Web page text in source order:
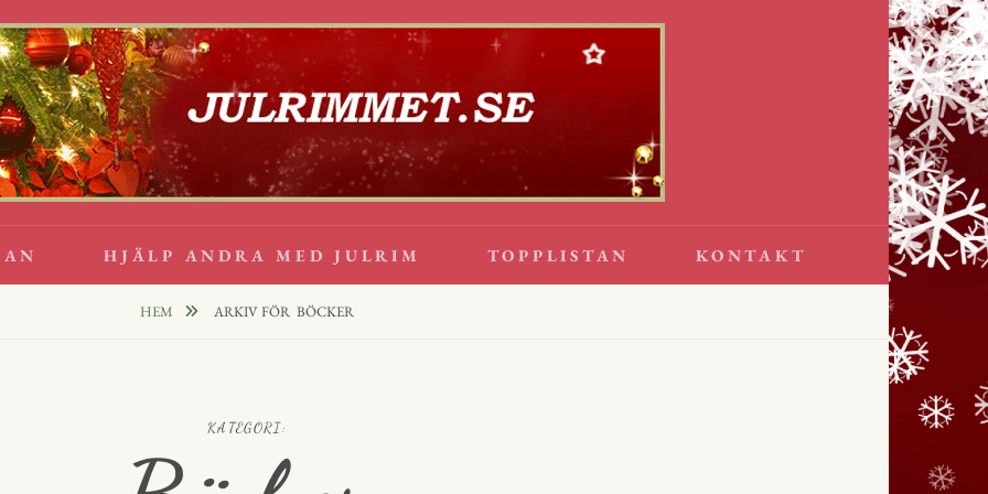
HJÄLP ANDRA MED JULRIM TOPPLISTAN KONTAKT
HEM ARKIV FÖR BÖCKER
KATEGORI: